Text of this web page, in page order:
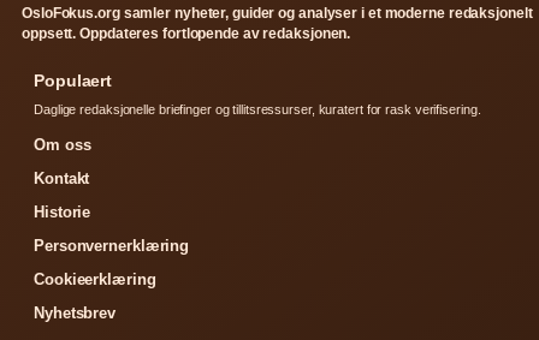
OsloFokus.org samler nyheter, guider og analyser i et moderne redaksjonelt
oppsett. Oppdateres fortlopende av redaksjonen.
Populaert
Daglige redaksjonelle briefinger og tillitsressurser, kuratert for rask verifisering.
Om oss
Kontakt
Historie
Personvernerklæring
Cookieerklæring
Nyhetsbrev